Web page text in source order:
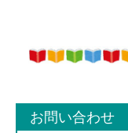
お問い合わせ